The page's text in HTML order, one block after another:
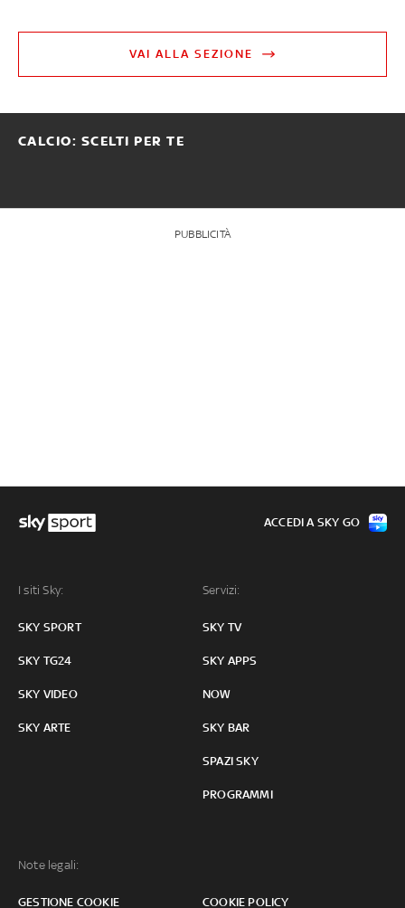
VAI ALLA SEZIONE
CALCIO: SCELTI PER TE
PUBBLICITÀ
I siti Sky:
SKY SPORT
SKY TG24
SKY VIDEO
SKY ARTE
Servizi:
SKY TV
SKY APPS
NOW
SKY BAR
SPAZI SKY
PROGRAMMI
Note legali:
GESTIONE COOKIE COOKIE POLICY
ACCEDI A SKY GO